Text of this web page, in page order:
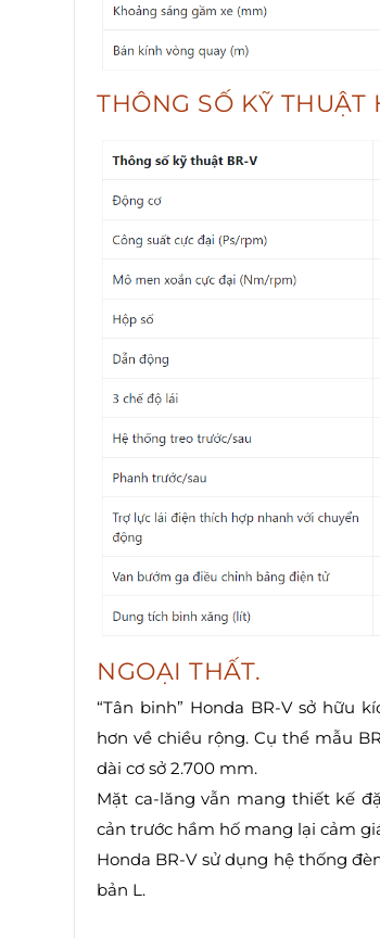
THÔNG SỐ KỸ
NGOẠI THẤT.
“Tân binh” Honda BR-V sở hữu
hơn về chiều rộng. Cụ thể mẫu
dài cơ sở 2.700 mm.
Mặt ca-lăng vẫn mang thiết kế
cản trước hầm hố mang lại cảm
Honda BR-V sử dụng hệ thống
bản L.